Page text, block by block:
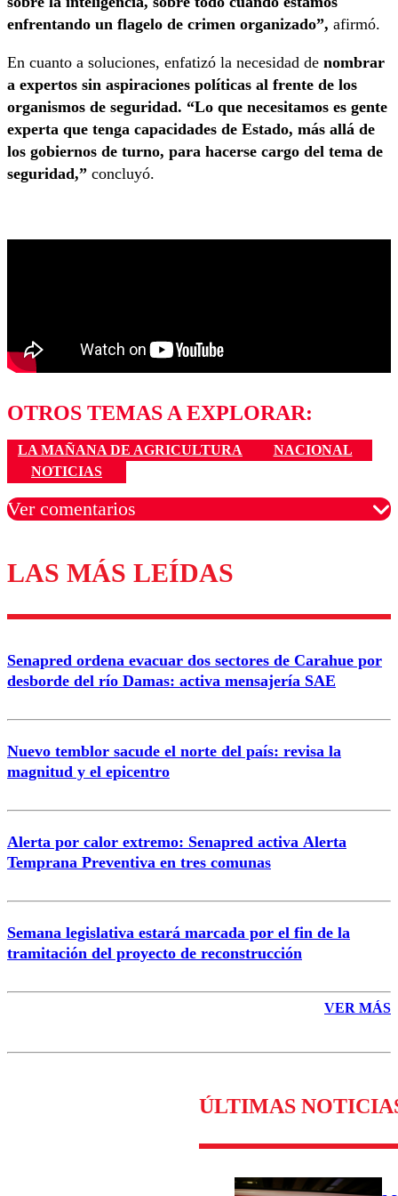
enfrentando un flagelo de crimen organizado”, afirmó.
En cuanto a soluciones, enfatizó la necesidad de nombrar
a expertos sin aspiraciones políticas al frente de los
organismos de seguridad. “Lo que necesitamos es gente
experta que tenga capacidades de Estado, más allá de
los gobiernos de turno, para hacerse cargo del tema de
seguridad,” concluyó.
OTROS TEMAS A EXPLORAR:
LA MAÑANA DE AGRICULTURA
NACIONAL
NOTICIAS
Ver comentarios
Los comentarios son moderados para garantizar un
diálogo respetuoso.
Nombre
Correo
LAS MÁS LEÍDAS
Senapred ordena evacuar dos sectores de Carahue por
desborde del río Damas: activa mensajería SAE
Nuevo temblor sacude el norte del país: revisa la
magnitud y el epicentro
Alerta por calor extremo: Senapred activa Alerta
Temprana Preventiva en tres comunas
Semana legislativa estará marcada por el fin de la
tramitación del proyecto de reconstrucción
VER MÁS
ÚLTIMAS